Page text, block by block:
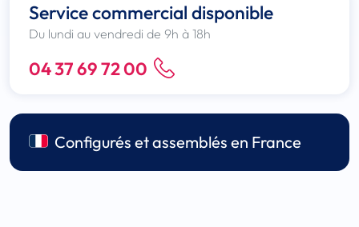
Service commercial disponible
Du lundi au vendredi de 9h à 18h
04 37 69 72 00
Configurés et assemblés en France